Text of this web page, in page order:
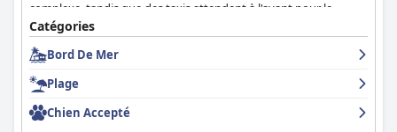
complexe, tandis que des taxis attendent à l'avant pour le
transport. Le personnel est très arrangeant et sympathique, ce
qui rend le séjour agréable. L'hôtel propose un petit-déjeuner
pittoresque au bord de l'eau que les clients apprécient vraiment
bien que certains clients notent que le restaurant peut parfois
manquer de personnel. L'hôtel propose une gamme d'options
de restauration pour tous les goûts, bien que certains clients
Catégories
Bord De Mer
Plage
Chien Accepté